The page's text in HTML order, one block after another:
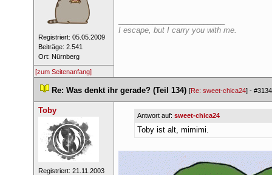
Registriert: 05.05.2009
Beiträge: 2.541
Ort: Nürnberg
I escape, but I carry you with me.
[zum Seitenanfang]
Re: Was denkt ihr gerade? (Teil 134) [Re: sweet-chica24] -
Toby
Registriert: 21.11.2003
Antwort auf: weet-chica24
Toby ist alt, mimimi.